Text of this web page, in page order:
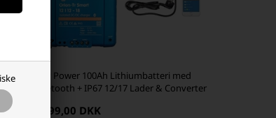
NPP Power 100Ah Lithiumbatteri med
Bluetooth + IP67 12/17 Lader & Converter
5.399,00 DKK